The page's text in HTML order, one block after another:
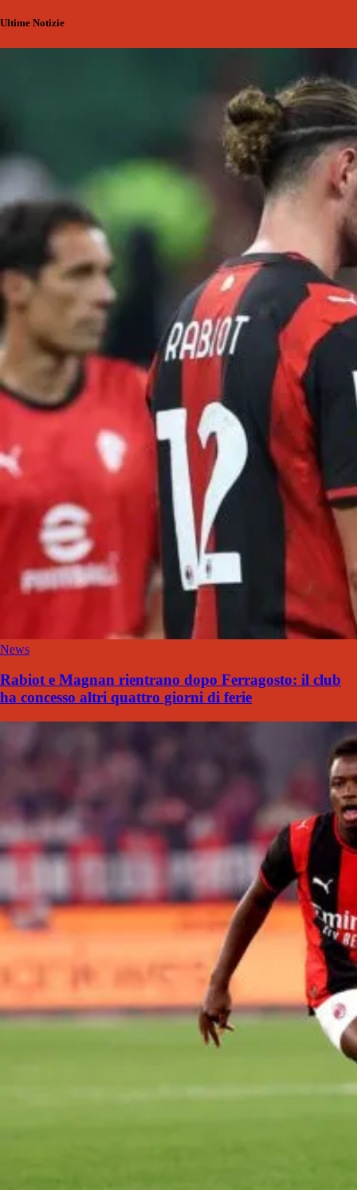
Ultime Notizie
News
Rabiot e Magnan rientrano dopo Ferragosto: il club
ha concesso altri quattro giorni di ferie